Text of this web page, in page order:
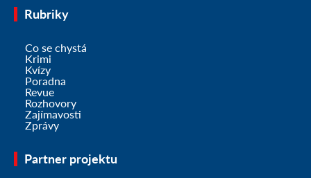
Rubriky
Co se chystá
Krimi
Kvízy
Poradna
Revue
Rozhovory
Zajímavosti
Zprávy
Partner projektu